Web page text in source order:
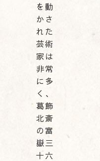
を動
かさ
れた
芸術
家は
非常
に多
く、
葛飾
北斎
の富
嶽三
十六